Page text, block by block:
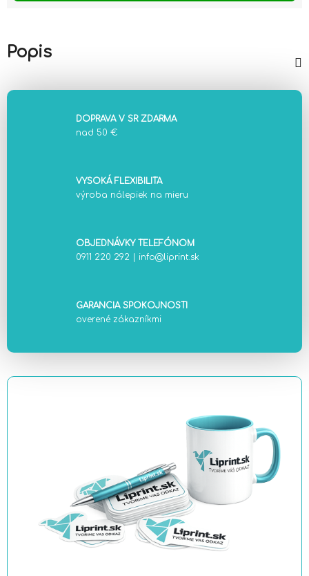
Popis
DOPRAVA V SR ZDARMA
nad 50 €
VYSOKÁ FLEXIBILITA
výroba nálepiek na mieru
OBJEDNÁVKY TELEFÓNOM
0911 220 292
info@liprint.sk
GARANCIA SPOKOJNOSTI
overené zákazníkmi